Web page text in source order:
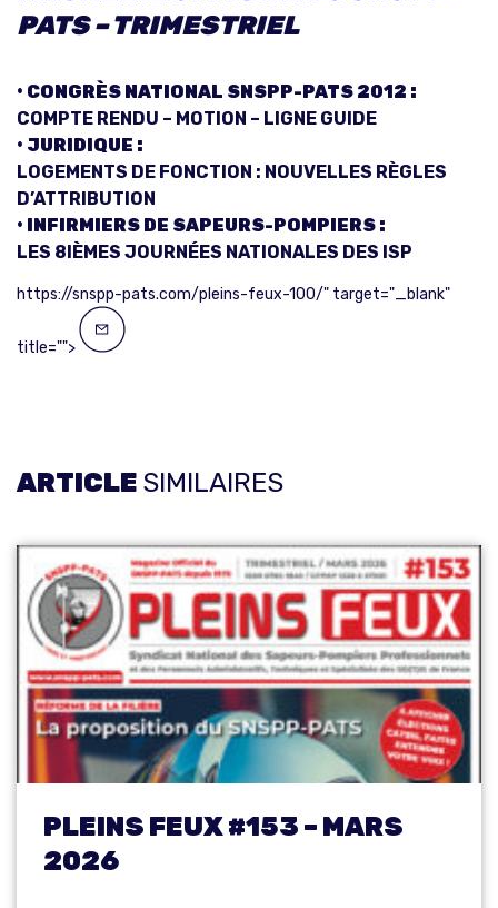
PATS– TRIMESTRIEL
• CONGRÈS NATIONAL SNSPP-PATS 2012 :
COMPTE RENDU – MOTION – LIGNE GUIDE
• JURIDIQUE :
LOGEMENTS DE FONCTION : NOUVELLES RÈGLES
D’ATTRIBUTION
• INFIRMIERS DE SAPEURS-POMPIERS :
LES 8IÈMES JOURNÉES NATIONALES DES ISP
https://snspp-pats.com/pleins-feux-100/" target="_blank"
title="">
ARTICLE SIMILAIRES
PLEINS FEUX #153 – MARS
2026